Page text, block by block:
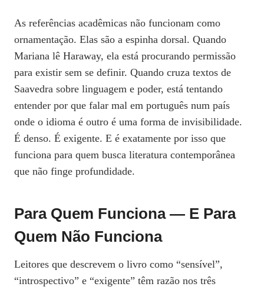
As referências acadêmicas não funcionam como
ornamentação. Elas são a espinha dorsal. Quando
Mariana lê Haraway, ela está procurando permissão
para existir sem se definir. Quando cruza textos de
Saavedra sobre linguagem e poder, está tentando
entender por que falar mal em português num país
onde o idioma é outro é uma forma de invisibilidade.
É denso. É exigente. E é exatamente por isso que
funciona para quem busca literatura contemporânea
que não finge profundidade.
Para Quem Funciona — E Para
Quem Não Funciona
Leitores que descrevem o livro como “sensível”,
“introspectivo” e “exigente” têm razão nos três